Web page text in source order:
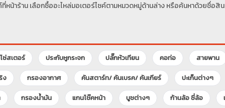
น้าร้าน เลือกซื้ออะไหล่มอเตอร์ไซค์ตามหมวดหมู่ด้านล่าง หรือค้นหาด้วยชื่อสิ
โซ่สเตอร์ ประกับหูกระจก ปลั๊กหัวเทียน คอท่อ สายพาน
ง กรองอากาศ คันสตาร์ท/ คันเบรค/ คันเกียร์ ปะเก็นต่างๆ
กรองน้ำมัน แกนโช๊คหน้า บูชต่างๆ ก้านล้อ ซี่ล้อ